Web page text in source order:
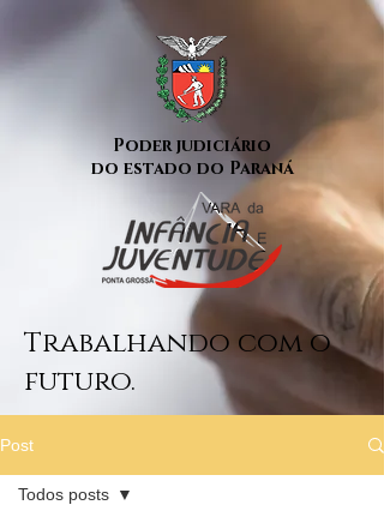
Poder judiciário
do estado do Paraná
Trabalhando com o
futuro.
Post
Todos posts